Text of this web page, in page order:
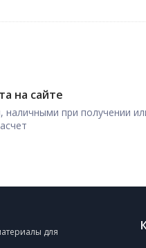
на сайте
наличными при получении
для